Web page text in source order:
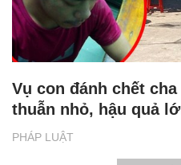
PHÁP LUẬT
Vụ con đánh chết
thuẫn nhỏ, hậu quả